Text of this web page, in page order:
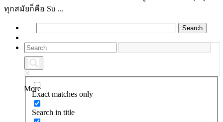
ทุกสมัยก็คือ Su ...
More
Exact matches only
Search in title